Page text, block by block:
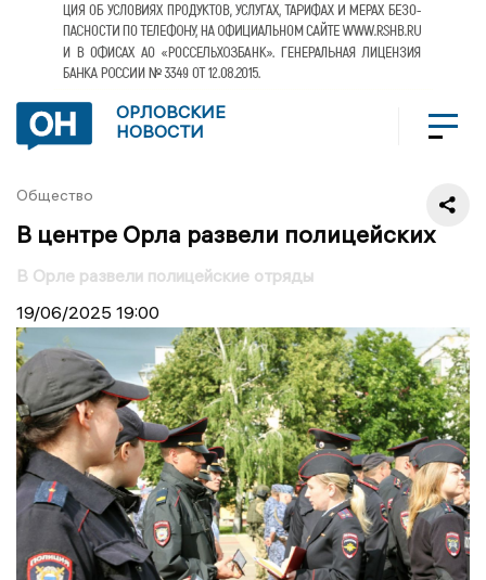
ОРЛОВСКИЕ
НОВОСТИ
Общество
В центре Орла развели полицейских
В Орле развели полицейские отряды
19/06/2025 19:00